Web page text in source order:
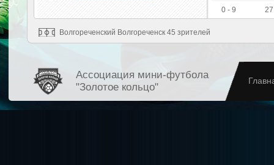
0 - 9
27
Волгореченский Волгореченск 45 зрителей
Ассоциация мини-футбола
"Золотое кольцо"